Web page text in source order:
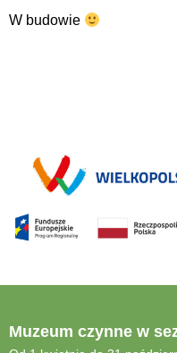
W budowie
Muzeum czynne w